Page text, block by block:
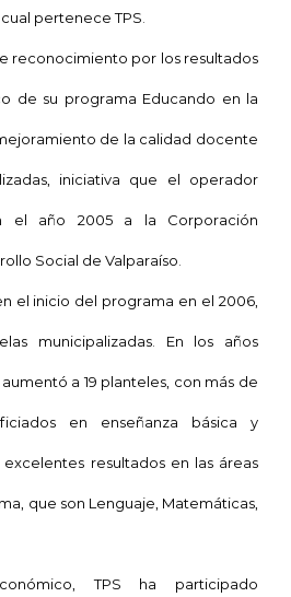
pertenece TPS.
reconocimiento por los resultados
de su programa Educando en la
de la calidad docente
iniciativa que el operador
el año 2005 a la Corporación
Social de Valparaíso.
el inicio del programa en el 2006,
municipalizadas. En los años
a 19 planteles, con más de
en enseñanza básica y
resultados en las áreas
que son Lenguaje, Matemáticas,
TPS ha participado